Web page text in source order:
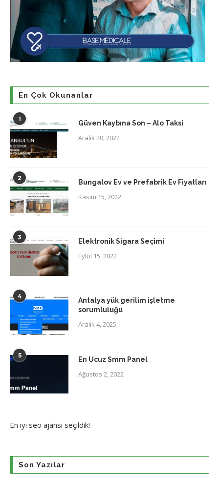
En Çok Okunanlar
1 Güven Kaybına Son – Alo Taksi
Aralık 20, 2022
2 Bungalov Ev ve Prefabrik Ev Fiyatları
Kasım 15, 2022
3 Elektronik Sigara Seçimi
Eylül 15, 2022
4
Antalya yük gerilim işletme
sorumluluğu
Aralık 4, 2025
5 En Ucuz Smm Panel
Ağustos 2, 2022
En iyi seo ajansı seçildik!
Son Yazılar